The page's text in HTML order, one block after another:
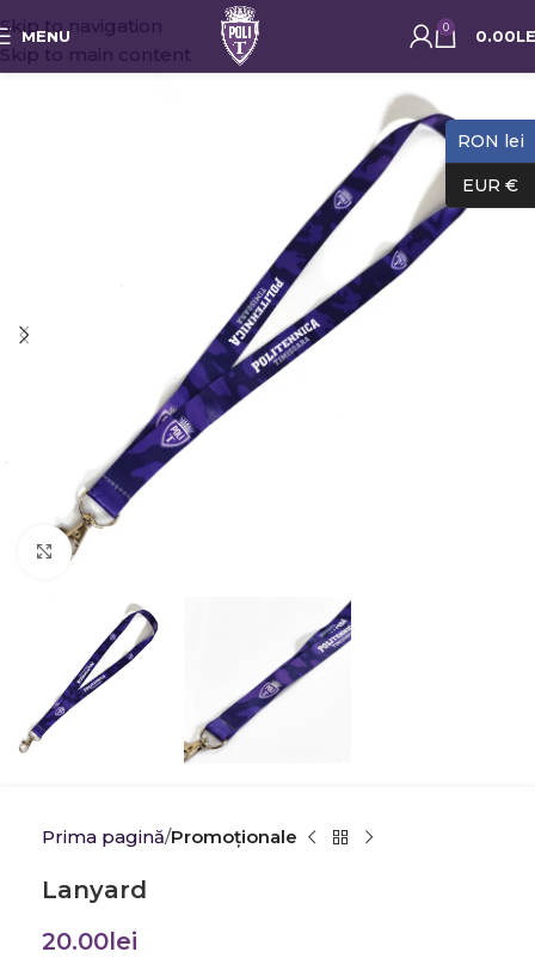
Skip to navigation
Skip to main content
MENU 0 0.00
Click to enlarge
Prima pagină Promoţionale
Lanyard
20.00lei
RON lei
EUR €